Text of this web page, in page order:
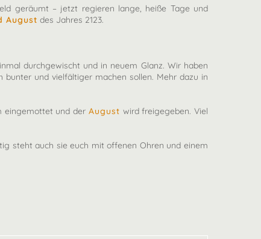
geräumt – jetzt regieren lange, heiße Tage und
August des Jahres 2123.
durchgewischt und in neuem Glanz. Wir haben
bunter und vielfältiger machen sollen. Mehr dazu in
eingemottet und der August wird freigegeben. Viel
steht auch sie euch mit offenen Ohren und einem